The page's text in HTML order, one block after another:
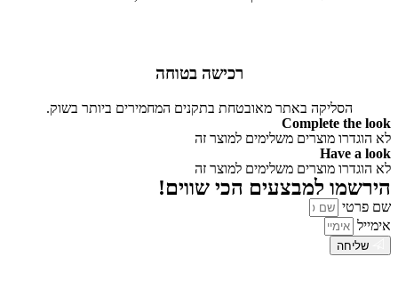
רכישה בטוחה
הסליקה באתר מאובטחת בתקנים המחמירים ביותר בשוק.
Complete the look
לא הוגדרו מוצרים משלימים למוצר זה
Have a look
לא הוגדרו מוצרים משלימים למוצר זה
הירשמו למבצעים הכי שווים!
שם פרטי
אימייל
שליחה